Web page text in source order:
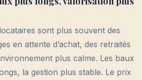
sont plus souvent des
en attente d’achat, des retraités
plus calme. Les baux
la gestion plus stable. Le prix